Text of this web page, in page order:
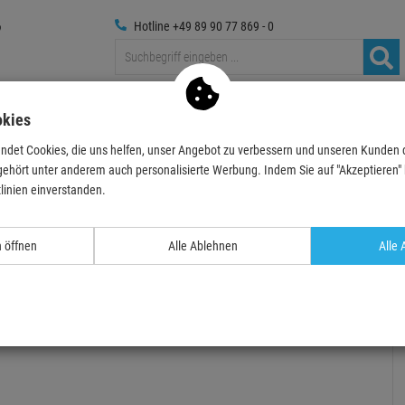
Hotline +49 89 90 77 869 - 0
Medientechnik
Spiegelkugeln&Motoren Spielgelkugeln Eurolite Spiegelkugel
TOPSELLER
Cookies, die uns helfen, unser Angebot zu verbessern und unseren
unter anderem auch personalisierte Werbung. Indem Sie auf "Akzeptieren"
einverstanden.
öffnen Alle Ablehnen Alle